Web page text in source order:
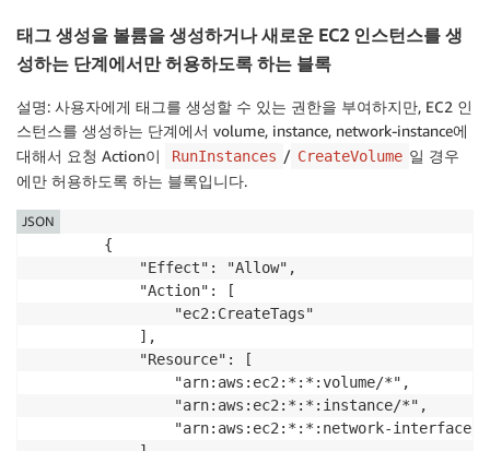
                    "aws:TagKeys": [
                        "Department",
                    ]
                }
            }
        }
태그 생성을 볼륨을 생성하거나 새로운 EC2 인스턴스를 생
성하는 단계에서만 허용하도록 하는 블록
설명: 사용자에게 태그를 생성할 수 있는 권한을 부여하지만, EC2 인
스턴스를 생성하는 단계에서 volume, instance, network-instance에
대해서 요청 Action이
RunInstances / CreateVolume 일 경우
에만 허용하도록 하는 블록입니다.
        {
            "Effect": "Allow",
            "Action": [
                "ec2:CreateTags"
            ],
            "Resource": [
                "arn:aws:ec2:*:*:volume/*",
                "arn:aws:ec2:*:*:instance/*",
"arn:aws:ec2:*:*:network-interface/
JSON